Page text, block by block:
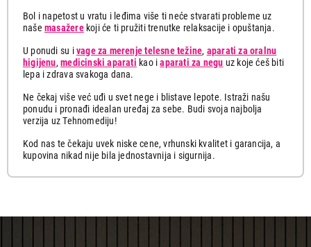
Bol i napetost u vratu i leđima više ti neće stvarati probleme uz
našemasažerekoji će ti pružiti trenutke relaksacije i opuštanja.
U ponudi su ivage za merenje telesne težine, aparati za oralnu
higijenu,medicinski aparati kao iaparati za negu uz koje ćeš biti
lepa i zdrava svakoga dana.
Ne čekaj više već uđi u svet nege i blistave lepote. Istraži našu
ponudu i pronađi idealan uređaj za sebe. Budi svoja najbolja
verzija uz Tehnomediju!
Kod nas te čekaju uvek niske cene, vrhunski kvalitet i garancija, a
kupovina nikad nije bila jednostavnija i sigurnija.